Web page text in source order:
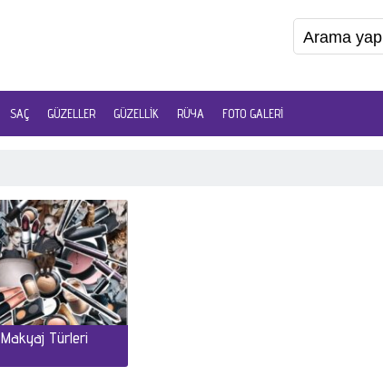
SAÇ GÜZELLER GÜZELLIK RÜYA FOTO GALERI
Makyaj Türleri